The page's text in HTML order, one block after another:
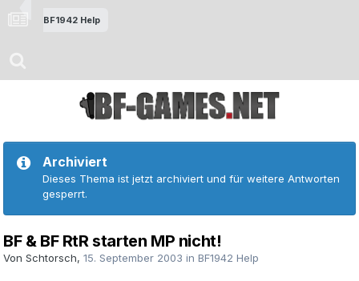
BF1942 Help
Archiviert
Dieses Thema ist jetzt archiviert und für weitere Antworten
gesperrt.
BF & BF RtR starten MP nicht!
Von Schtorsch, 15. September 2003 in BF1942 Help